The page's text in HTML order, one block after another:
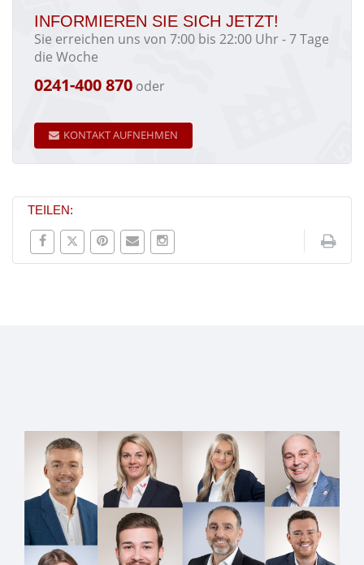
INFORMIEREN SIE SICH JETZT!
Sie erreichen uns von 7:00 bis 22:00 Uhr - 7 Tage
die Woche
0241-400 870 oder
KONTAKT AUFNEHMEN
TEILEN: